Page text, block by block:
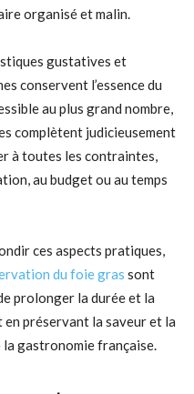
organisé et malin.
gustatives et
conservent l’essence du
au plus grand nombre,
complètent judicieusement
à toutes les contraintes,
au budget ou au temps
ces aspects pratiques,
du foie gras sont
prolonger la durée et la
préservant la saveur et la
gastronomie française.